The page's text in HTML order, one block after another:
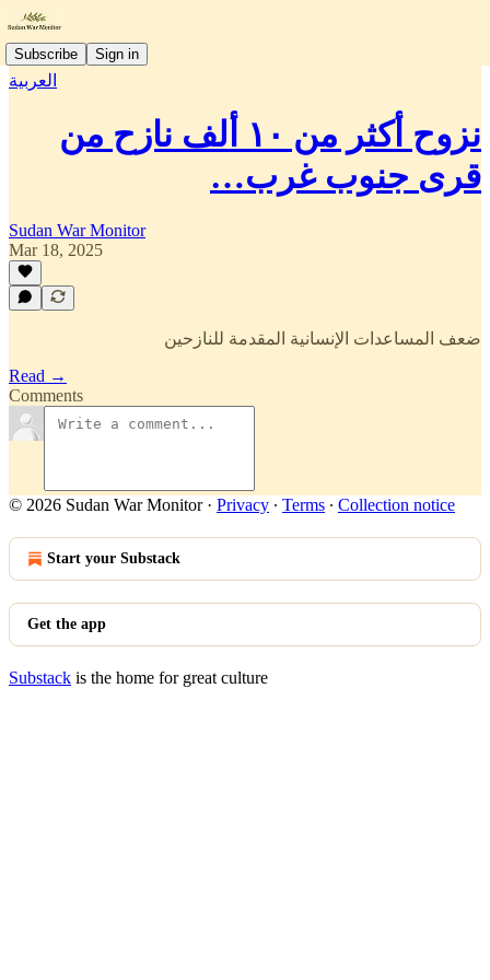
Subscribe Sign in
العربية
نزوح أكثر من ١٠ ألف نازح من
قرى جنوب غرب…
Sudan War Monitor
Mar 18, 2025
ضعف المساعدات الإنسانية المقدمة للنازحين
Read →
Comments
© 2026 Sudan War Monitor· Privacy ∙ Terms ∙ Collection notice
Start your Substack
Get the app
Substack is the home for great culture